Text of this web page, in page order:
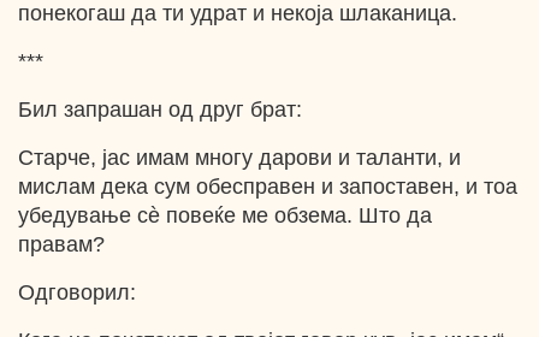
понекогаш да ти удрат и некоја шлаканица.
***
Бил запрашан од друг брат:
Старче, јас имам многу дарови и таланти, и
мислам дека сум обесправен и запоставен, и тоа
убедување сѐ повеќе ме обзема. Што да
правам?
Одговорил: